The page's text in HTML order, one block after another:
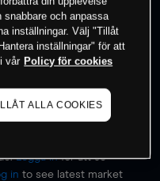
Logga inför att se
in to see latest market
snabbare och anpassa
inställningar. Välj "Tillåt
inställningar" för att
vår Policy för cookies
ALLA COOKIES